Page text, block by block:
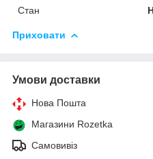
Стан
Приховати
Умови доставки
Нова Пошта
Магазини Rozetka
Самовивіз